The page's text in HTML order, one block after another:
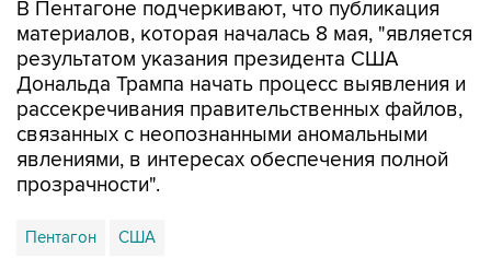
результатом указания президента США
Дональда Трампа начать процесс выявления и
рассекречивания правительственных файлов,
связанных с неопознанными аномальными
явлениями, в интересах обеспечения полной
прозрачности".
Пентагон США